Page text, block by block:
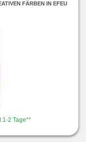
FÄRBEN IN EFEU
1-2 Tage**